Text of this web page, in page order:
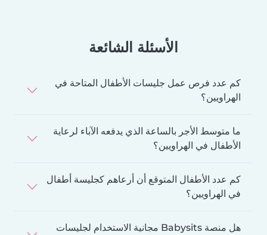
الأسئلة الشائعة
كم عدد فرص عمل جليسات الأطفال المتاحة في
الهراويين؟
ما متوسط الأجر بالساعة الذي يدفعه الآباء لرعاية
الأطفال في الهراويين؟
كم عدد الأطفال المتوقع أن أرعاهم كجليسة أطفال
في الهراويين؟
هل منصة Babysits مجانية الاستخدام لجليسات